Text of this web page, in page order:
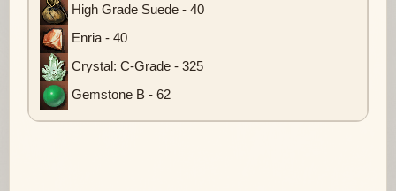
High Grade Suede - 40
Enria - 40
Crystal: C-Grade - 325
Gemstone B - 62